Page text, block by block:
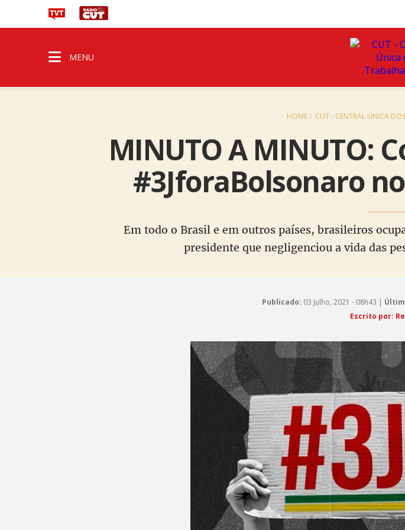
MENU
HOME CUT - CENTRAL ÚNICA
MINUTO A MINUTO:
#3JforaBolsonaro
Em todo o Brasil e em outros países, brasileiros
presidente que negligenciou a vida das
Publicado: 03 Julho, 2021 - 08h43 |
Escrito por: